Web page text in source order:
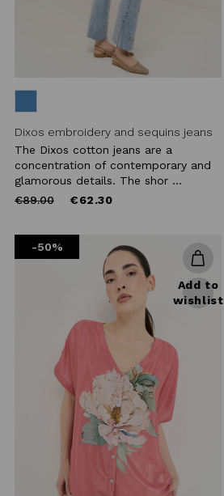
Dixos embroidery and sequins jeans
The Dixos cotton jeans are a
concentration of contemporary and
glamorous details. The shor ...
Price
€89.00to €62.30
-50%
Add to
wishlist